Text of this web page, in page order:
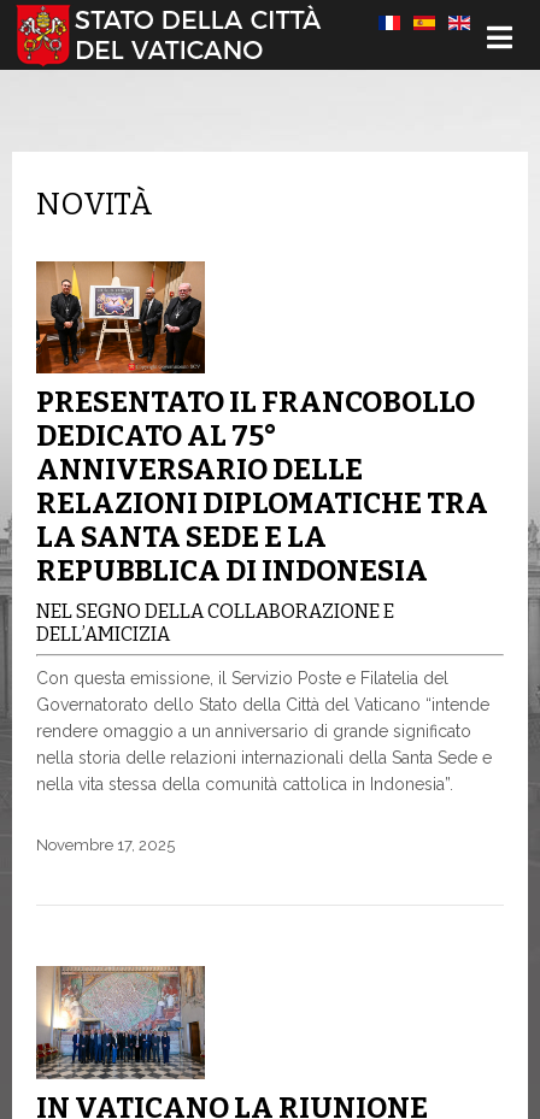
Seleziona la tua lingua
NOVITÀ
PRESENTATO IL FRANCOBOLLO
DEDICATO AL 75°
ANNIVERSARIO DELLE
RELAZIONI DIPLOMATICHE TRA
LA SANTA SEDE E LA
REPUBBLICA DI INDONESIA
NEL SEGNO DELLA COLLABORAZIONE E
DELL’AMICIZIA
Con questa emissione, il Servizio Poste e Filatelia del
Governatorato dello Stato della Città del Vaticano “intende
rendere omaggio a un anniversario di grande significato
nella storia delle relazioni internazionali della Santa Sede e
nella vita stessa della comunità cattolica in Indonesia”.
Novembre 17, 2025
IN VATICANO LA RIUNIONE